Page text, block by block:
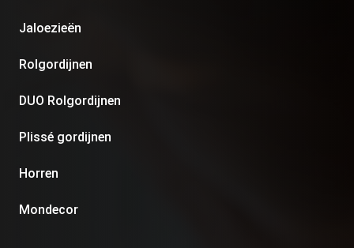
Jaloezieën
Rolgordijnen
DUO Rolgordijnen
Plissé gordijnen
Horren
Mondecor